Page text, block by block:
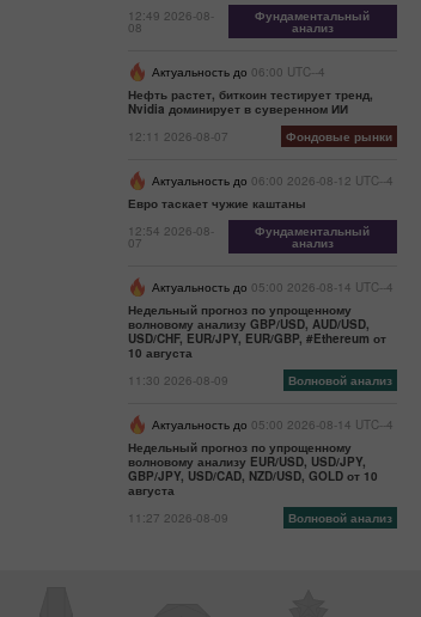
12:49 2026-08-
08
Фундаментальный
анализ
Актуальность до 06:00 UTC--4
Нефть растет, биткоин тестирует тренд,
Nvidia доминирует в суверенном ИИ
12:11 2026-08-07
Фондовые рынки
Актуальность до 06:00 2026-08-12 UTC--4
Евро таскает чужие каштаны
12:54 2026-08-
07
Фундаментальный
анализ
Актуальность до 05:00 2026-08-14 UTC--4
Недельный прогноз по упрощенному
волновому анализу GBP/USD, AUD/USD,
USD/CHF, EUR/JPY, EUR/GBP, #Ethereum от
10 августа
11:30 2026-08-09
Волновой анализ
Актуальность до 05:00 2026-08-14 UTC--4
Недельный прогноз по упрощенному
волновому анализу EUR/USD, USD/JPY,
GBP/JPY, USD/CAD, NZD/USD, GOLD от 10
августа
11:27 2026-08-09
Волновой анализ